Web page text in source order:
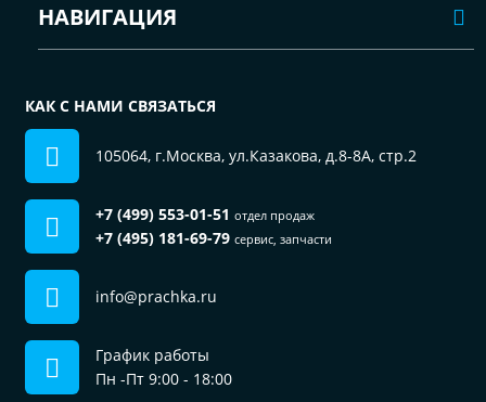
НАВИГАЦИЯ
КАК С НАМИ СВЯЗАТЬСЯ
105064, г.Москва, ул.Казакова, д.8-8А, стр.2
+7 (499) 553-01-51 отдел продаж
+7 (495) 181-69-79 сервис, запчасти
info@prachka.ru
График работы
Пн -Пт 9:00 - 18:00